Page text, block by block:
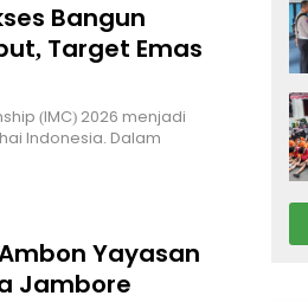
Bangun
Target Emas
(IMC) 2026 menjadi
Indonesia. Dalam
Yayasan
Jambore